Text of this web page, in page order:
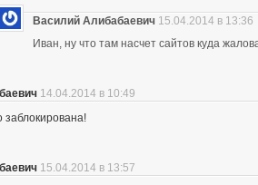
Василий Алибабаевич 15.04.2014 в 13:36
Иван, ну что там насчет сайтов куда
14.04.2014 в 10:49
15.04.2014 в 13:57